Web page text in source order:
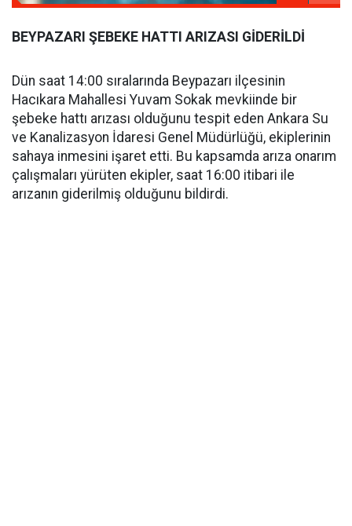
BEYPAZARI ŞEBEKE HATTI ARIZASI GİDERİLDİ
Dün saat 14:00 sıralarında Beypazarı ilçesinin
Hacıkara Mahallesi Yuvam Sokak mevkiinde bir
şebeke hattı arızası olduğunu tespit eden Ankara Su
ve Kanalizasyon İdaresi Genel Müdürlüğü, ekiplerinin
sahaya inmesini işaret etti. Bu kapsamda arıza onarım
çalışmaları yürüten ekipler, saat 16:00 itibari ile
arızanın giderilmiş olduğunu bildirdi.